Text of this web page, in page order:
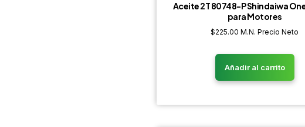
Aceite 2T 80748-P Shindaiwa
para Motores
$225.00 M.N. Precio Neto
Añadir al carrito